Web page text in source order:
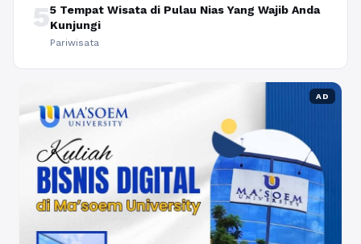
55 Tempat Wisata di Pulau Nias Yang Wajib Anda
Kunjungi
Pariwisata
AD